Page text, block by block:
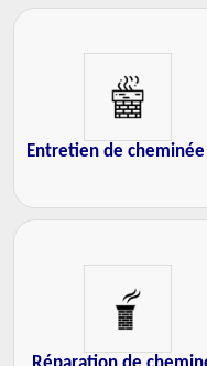
Entretien de cheminée